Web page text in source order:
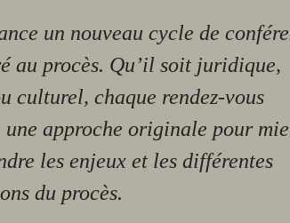
un nouveau cycle de
au procès. Qu’il soit juridique,
culturel, chaque rendez-vous
une approche originale pour
les enjeux et les différentes
du procès.